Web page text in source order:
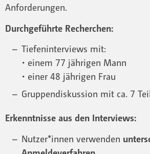
Anforderungen.
Durchgeführte Recherchen:
Tiefeninterviews mit:
• einem 77 jährigen Mann
• einer 48 jährigen Frau
Gruppendiskussion mit ca. 7
Erkenntnisse aus den Interviews:
Nutzer*innen verwenden